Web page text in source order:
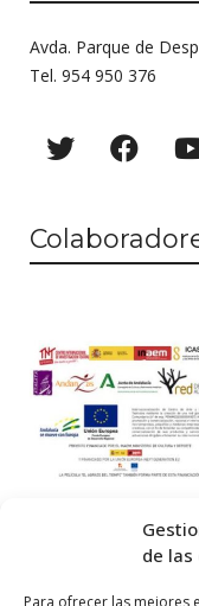
de las
Para ofrecer las mejores
Avda. Parque de
Tel. 954 950 376